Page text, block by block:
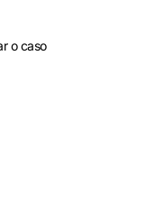
o caso